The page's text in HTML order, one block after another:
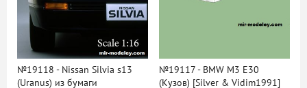
№19118 - Nissan Silvia s13
(Uranus) из бумаги
№19117 - BMW M3 E30
(Кузов) [Silver & Vidim1991]